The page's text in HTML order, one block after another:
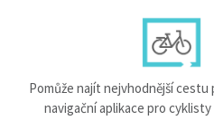
Pomůže najít nejvhodnější cestu
navigační aplikace pro